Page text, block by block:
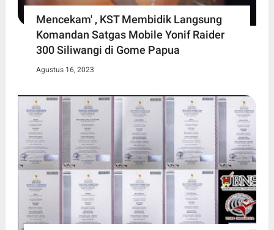
Mencekam' , KST Membidik Langsung
Komandan Satgas Mobile Yonif Raider
300 Siliwangi di Gome Papua
Agustus 16, 2023